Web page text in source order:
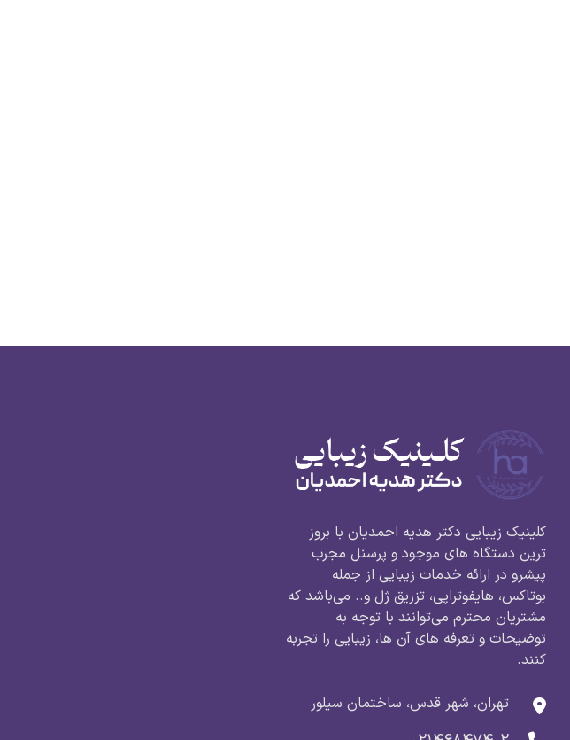
کلینیک زیبایی دکتر هدیه احمدیان با بروز
ترین دستگاه های موجود و پرسنل مجرب
پیشرو در ارائه خدمات زیبایی از جمله
بوتاکس، هایفوتراپی، تزریق ژل و.. می‌باشد که
مشتریان محترم می‌توانند با توجه به
توضیحات و تعرفه های آن ها، زیبایی را تجربه
کنند.
تهران، شهر قدس، ساختمان سیلور